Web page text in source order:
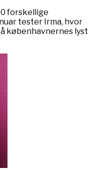
forskellige
tester Irma, hvor
københavnernes lyst